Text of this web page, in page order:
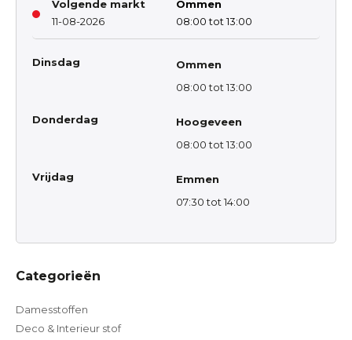
Volgende markt
11-08-2026
Ommen
08:00 tot 13:00
Dinsdag
Ommen
08:00 tot 13:00
Donderdag
Hoogeveen
08:00 tot 13:00
Vrijdag
Emmen
07:30 tot 14:00
Categorieën
Damesstoffen
Deco & Interieur stof